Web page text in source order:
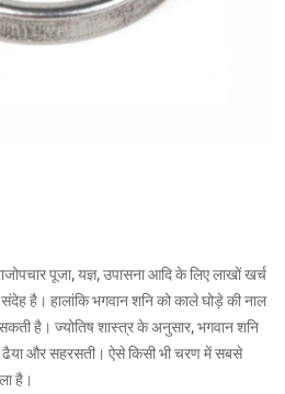
पूजा, यज्ञ, उपासना आदि के लिए लाखों खर्च
है। हालांकि भगवान शनि को काले घोड़े की नाल
है। ज्योतिष शास्त्र के अनुसार, भगवान शनि
और सहरसती। ऐसे किसी भी चरण में सबसे
है।